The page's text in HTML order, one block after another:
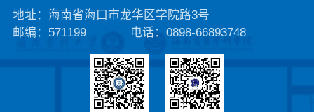
地址：海南省海口市龙华区学院路3号
邮编：571199
电话：0898-66893748